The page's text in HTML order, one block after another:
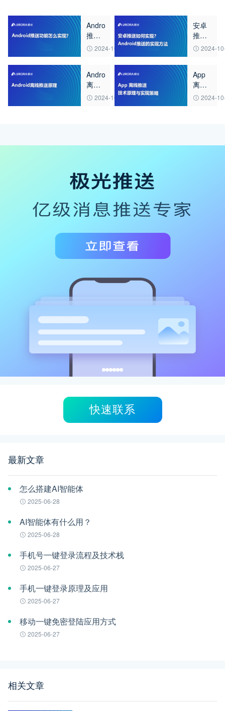
Android
推送
功能2024-10-15
安卓
推送
如何
Android
推送
的实
2024-
Android
离线
推送2024-10-15
App
离线
推送
略
2024-
快速联系
最新文章
怎么搭建AI智能体
2025-06-28
AI智能体有什么用？
2025-06-28
手机号一键登录流程及技术栈
2025-06-27
手机一键登录原理及应用
2025-06-27
移动一键免密登陆应用方式
2025-06-27
相关文章